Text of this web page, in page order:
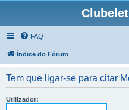
FAQ
Índice do Fórum
Tem que ligar-se para citar
Utilizador: